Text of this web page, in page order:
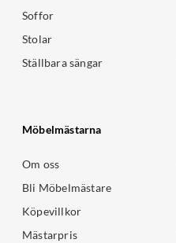
Soffor
Stolar
Ställbara sängar
Möbelmästarna
Om oss
Bli Möbelmästare
Köpevillkor
Mästarpris